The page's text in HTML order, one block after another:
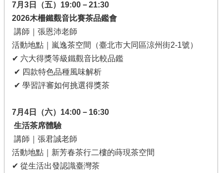
局
府
網
站
料
開
宣
隱
私
權
及
7月3日（五）19:00－21:30
2026木柵鐵觀音比賽茶品鑑會
講師｜張恩沛老師
活動地點｜嵐逸茶空間（臺北市大同區涼州街2-1號）
✔ 六大得獎等級鐵觀音比較品鑑
✔ 四款特色品種風味解析
✔ 學習評審如何挑選得獎茶
7月4日（六）14:00－16:30
生活茶席體驗
講師｜張君誠老師
活動地點｜新芳春茶行二樓的蒔現茶空間
✔ 從生活出發認識臺灣茶